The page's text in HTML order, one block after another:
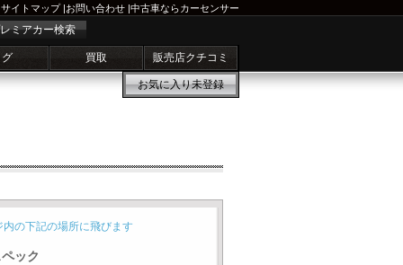
サイトマップ|お問い合わせ |中古車ならカーセンサー
ミアカー検索
買取 販売店クチコミ
お気に入り未登録
内の下記の場所に飛びます
ック